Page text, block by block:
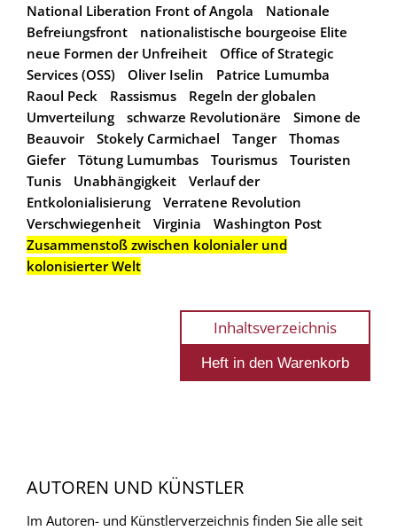
National Liberation Front of Angola
Nationale
Befreiungsfront
nationalistische bourgeoise Elite
neue Formen der Unfreiheit
Office of Strategic
Services (OSS)
Oliver Iselin
Patrice Lumumba
Raoul Peck
Rassismus
Regeln der globalen
Umverteilung
schwarze Revolutionäre
Simone de
Beauvoir
Stokely Carmichael Tanger
Thomas
Giefer
Tötung Lumumbas Tourismus
Touristen
Tunis
Unabhängigkeit
Verlauf der
Entkolonialisierung
Verratene Revolution
Verschwiegenheit
Virginia
Washington Post
Zusammenstoß zwischen kolonialer und
kolonisierter Welt
Inhaltsverzeichnis
AUTOREN UND KÜNSTLER
Im Autoren- und Künstlerverzeichnis finden Sie alle seit